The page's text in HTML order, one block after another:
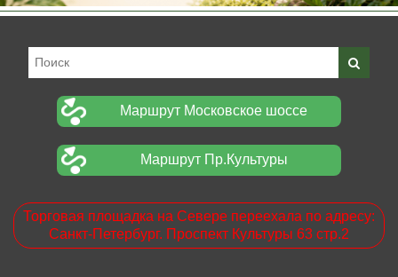
Маршрут Московское шоссе
Маршрут Пр.Культуры
Торговая площадка на Севере переехала по адресу:
Санкт-Петербург. Проспект Культуры 63 стр.2